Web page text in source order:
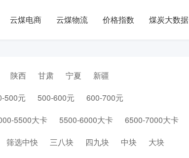
云煤电商 云煤物流 价格指数 煤炭大数据
陕西 甘肃 宁夏
新疆
500元 500-600元
600-700元
5500大卡 5500-6000大卡 6500-7000大卡
筛选中快 三八块 四九块 中块
大块